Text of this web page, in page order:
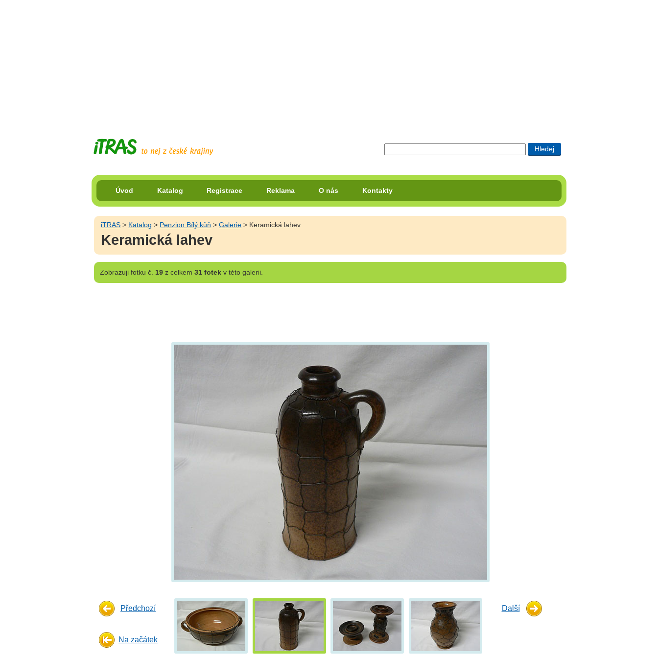
Úvod Katalog Registrace Reklama O nás Kontakty
iTRAS > Katalog > Penzion Bílý kůň >Galerie > Keramická lahev
Keramická lahev
Zobrazujifotku č. 19z celkem 31 fotekv této galerii.
Předchozí
Na začátek
Další